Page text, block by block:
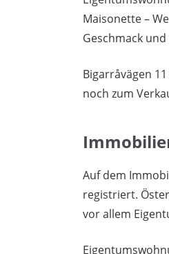
Maisonette –
Geschmack
Bigarråvägen
noch zum
Auf dem
registriert.
vor allem